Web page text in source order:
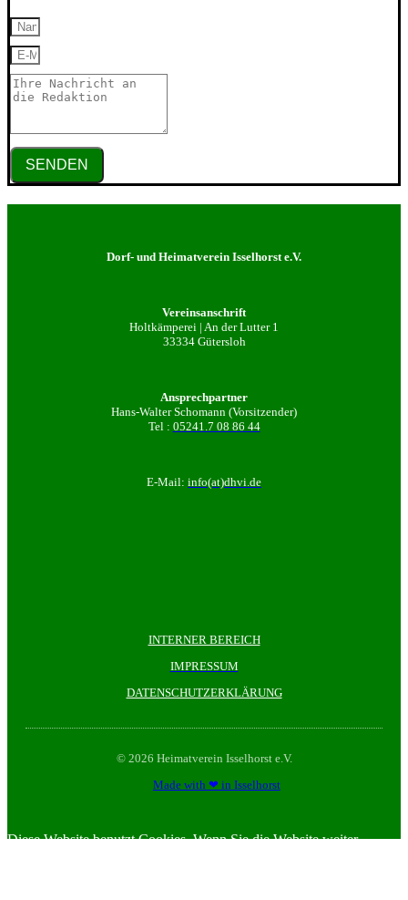
SENDEN
Dorf- und Heimatverein Isselhorst e.V.
Vereinsanschrift
Holtkämperei | An der Lutter 1
33334 Gütersloh
Ansprechpartner
Hans-Walter Schomann (Vorsitzender)
Tel : 05241.7 08 86 44
E-Mail: info(at)dhvi.de
INTERNER BEREICH
IMPRESSUM
DATENSCHUTZERKLÄRUNG
© 2026 Heimatverein Isselhorst e.V.
Made with ❤ in Isselhorst
Diese Website benutzt Cookies. Wenn Sie die Website weiter